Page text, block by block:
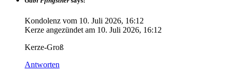
Kondolenz vom 10. Juli 2026, 16:12
Kerze angezündet am 10. Juli 2026, 16:12
Kerze-Groß
Antworten